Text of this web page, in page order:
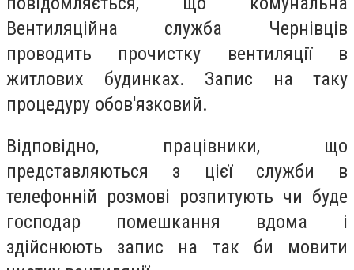
Вентиляційна служба Чернівців
проводить прочистку вентиляції в
житлових будинках. Запис на таку
процедуру обов'язковий.
Відповідно, працівники, що
представляються з цієї служби в
телефонній розмові розпитують чи буде
господар помешкання вдома і
здійснюють запис на так би мовити